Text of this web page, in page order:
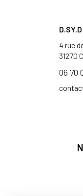
4 rue
31270
06 70